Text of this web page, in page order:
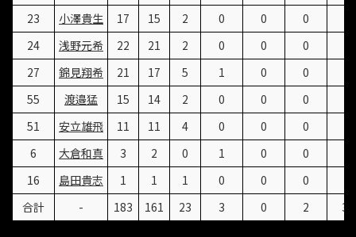
23
小澤貴生 17 15 2 0 0 0
24
浅野元希 22 21 2 0 0 0
27
錦見翔希 21 17 5 1 0 0
55
渡邉猛 15 14 2 0 0 0
51
安立雄飛 11 11 4 0 0 0
6
大倉和真 3 2 0 1 0 0
16
島田貴志 1 1 1 0 0 0
合計
- 183 161 23 3 0 2 37